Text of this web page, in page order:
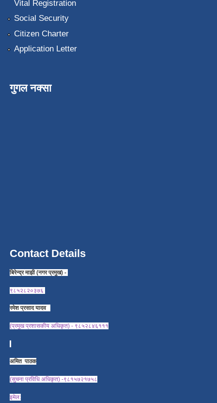
Vital Registration
Social Security
Citizen Charter
Application Letter
गुगल नक्सा
Contact Details
बिरेन्द्र माझी (नगर प्रमुख) -
९८५२८२०३७६
रमेश प्रसाद यादव
(प्रमुख प्रशासकीय अधिकृत) - ९८५२८४६१११
अमित पाठक
(सुचना प्रविधि अधिकृत) -९८१५७२१७५८
इमेल: